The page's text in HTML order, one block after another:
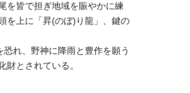
を皆で担ぎ地域を賑やかに練
を上に「昇(のぼ)り龍」、鍵の
れ、野神に降雨と豊作を願う
とされている。